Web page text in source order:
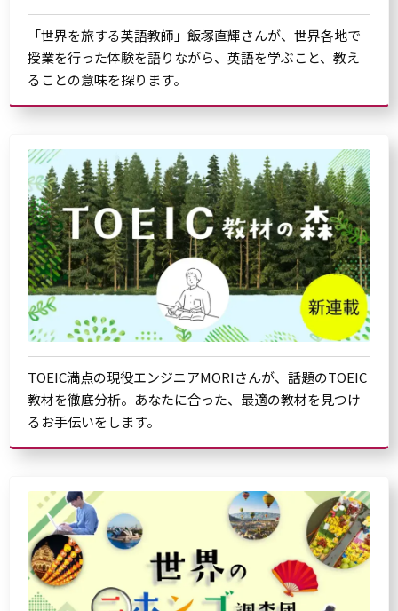
「世界を旅する英語教師」飯塚直輝さんが、世界各地で
授業を行った体験を語りながら、英語を学ぶこと、教え
ることの意味を探ります。
TOEIC満点の現役エンジニアMORIさんが、話題のTOEIC
教材を徹底分析。あなたに合った、最適の教材を見つけ
るお手伝いをします。